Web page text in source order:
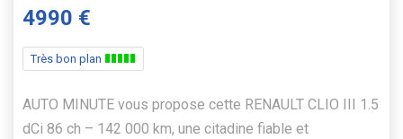
4990 €
Très bon plan
AUTO MINUTE vous propose cette RENAULT CLIO III 1.5
dCi 86 ch – 142 000 km, une citadine fiable et